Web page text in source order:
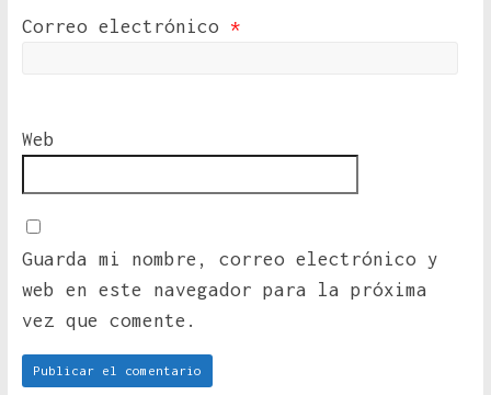
Correo electrónico *
Web
Guarda mi nombre, correo electrónico y
web en este navegador para la próxima
vez que comente.